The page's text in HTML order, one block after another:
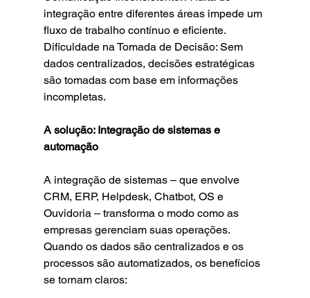
integração entre diferentes áreas impede um
fluxo de trabalho contínuo e eficiente.
Dificuldade na Tomada de Decisão: Sem
dados centralizados, decisões estratégicas
são tomadas com base em informações
incompletas.
A solução: Integração de sistemas e
automação
A integração de sistemas – que envolve
CRM, ERP, Helpdesk, Chatbot, OS e
Ouvidoria – transforma o modo como as
empresas gerenciam suas operações.
Quando os dados são centralizados e os
processos são automatizados, os benefícios
se tornam claros: